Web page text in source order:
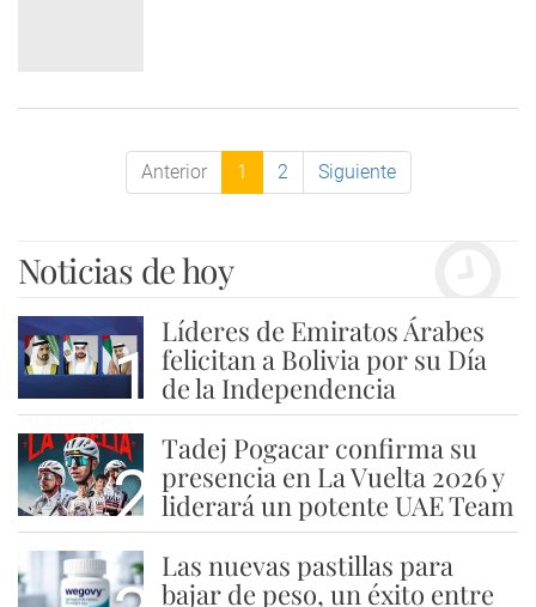
Anterior 1 2 Siguiente
Noticias de hoy
1
Líderes de Emiratos Árabes
felicitan a Bolivia por su Día
de la Independencia
2
Tadej Pogacar confirma su
presencia en La Vuelta 2026 y
liderará un potente UAE Team
Las nuevas pastillas para
bajar de peso, un éxito entre